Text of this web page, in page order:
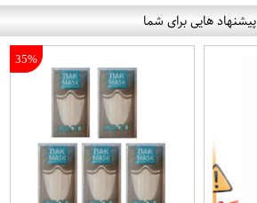
پیشنهاد هایی برای شما
35%